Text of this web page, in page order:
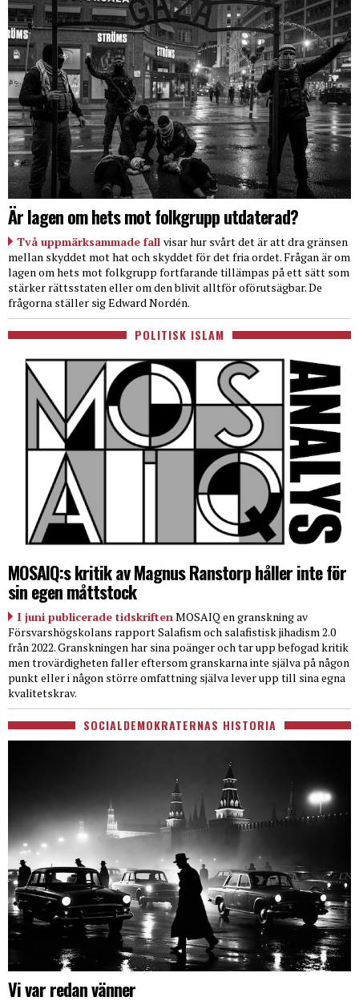
Är lagen om hets mot folkgrupp utdaterad?
Två uppmärksammade fall visar hur svårt det är att dra gränsen
mellan skyddet mot hat och skyddet för det fria ordet. Frågan är om
lagen om hets mot folkgrupp fortfarande tillämpas på ett sätt som
stärker rättsstaten eller om den blivit alltför oförutsägbar. De
frågorna ställer sig Edward Nordén.
POLITISK ISLAM
MOSAIQ:s kritik av Magnus Ranstorp håller inte för
sin egen måttstock
I juni publicerade tidskriftenMOSAIQ en granskning av
Försvarshögskolans rapport Salafism och salafistisk jihadism 2.0
från 2022. Granskningen har sina poänger och tar upp befogad kritik
men trovärdigheten faller eftersom granskarna inte själva på någon
punkt eller i någon större omfattning själva lever upp till sina egna
kvalitetskrav.
SOCIALDEMOKRATERNAS HISTORIA
Vi var redan vänner